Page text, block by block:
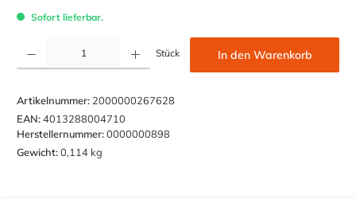
Sofort lieferbar.
Stück In den Warenkorb
Artikelnummer: 2000000267628
EAN:4013288004710
Herstellernummer:0000000898
Gewicht:0,114 kg